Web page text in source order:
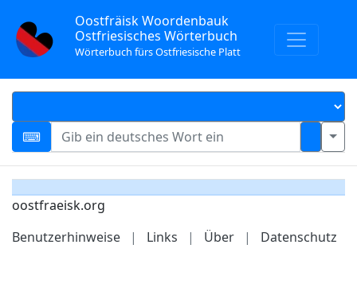
Oostfräisk Woordenbauk
Ostfriesisches Wörterbuch
Wörterbuch fürs Ostfriesische Platt
oostfraeisk.org
Benutzerhinweise
| Links | Über | Datenschutz